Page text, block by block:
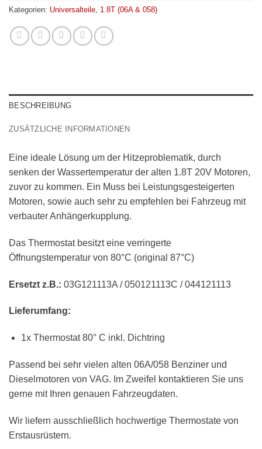
Kategorien: Universalteile, 1.8T (06A & 058)
BESCHREIBUNG
ZUSÄTZLICHE INFORMATIONEN
Eine ideale Lösung um der Hitzeproblematik, durch
senken der Wassertemperatur der alten 1.8T 20V Motoren,
zuvor zu kommen. Ein Muss bei Leistungsgesteigerten
Motoren, sowie auch sehr zu empfehlen bei Fahrzeug mit
verbauter Anhängerkupplung.
Das Thermostat besitzt eine verringerte
Öffnungstemperatur von 80°C (original 87°C)
Ersetzt z.B.: 03G121113A / 050121113C / 044121113
Lieferumfang:
1x Thermostat 80° C inkl. Dichtring
Passend bei sehr vielen alten 06A/058 Benziner und
Dieselmotoren von VAG. Im Zweifel kontaktieren Sie uns
gerne mit Ihren genauen Fahrzeugdaten.
Wir liefern ausschließlich hochwertige Thermostate von
Erstausrüstern.